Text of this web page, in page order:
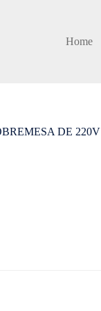
Home
DE 220V